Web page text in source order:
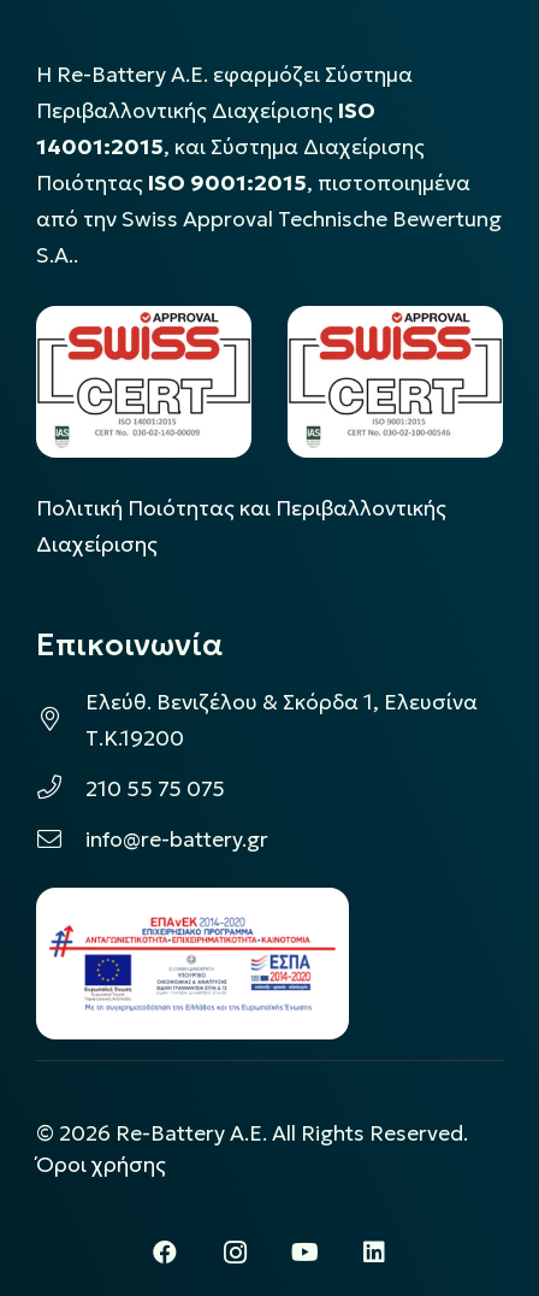
Η Re-Battery Α.Ε. εφαρμόζει Σύστημα
Περιβαλλοντικής Διαχείρισης ISO
14001:2015, και Σύστημα Διαχείρισης
Ποιότητας ISO 9001:2015, πιστοποιημένα
από την Swiss Approval Technische Bewertung
S.A..
Πολιτική Ποιότητας και Περιβαλλοντικής
Διαχείρισης
Επικοινωνία
Ελεύθ. Βενιζέλου & Σκόρδα 1, Ελευσίνα
Τ.Κ.19200
210 55 75 075
info@re-battery.gr
© 2026 Re-Battery A.E. All Rights Reserved.
Όροι χρήσης